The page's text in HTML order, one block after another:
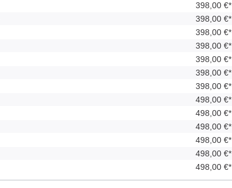
398,00 €*
398,00 €*
398,00 €*
398,00 €*
398,00 €*
398,00 €*
398,00 €*
498,00 €*
498,00 €*
498,00 €*
498,00 €*
498,00 €*
498,00 €*